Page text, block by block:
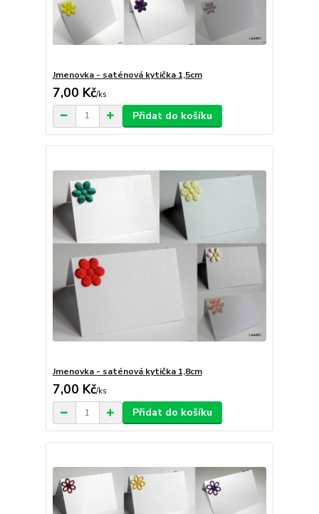
Jmenovka - saténová kytička 1,5cm
7,00 Kč/ks
Přidat do košíku
Jmenovka - saténová kytička 1,8cm
7,00 Kč/ks
Přidat do košíku